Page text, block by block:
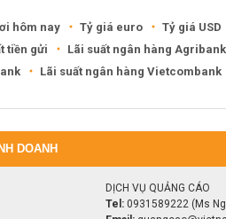
hôm nay Tỷ giá euro Tỷ giá USD
tiền gửi
Lãi suất ngân hàng Agribank
Lãi suất ngân hàng Vietcombank
DOANH
DỊCH VỤ QUẢNG CÁO
Tel: 0931589222 (Ms